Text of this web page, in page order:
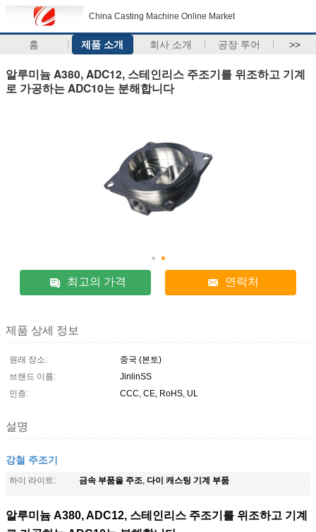
China Casting Machine Online Market
홈 제품 소개 회사 소개 공장 투어 >>
알루미늄 A380, ADC12, 스테인리스 주조기를 위조하고 기계
로 가공하는 ADC10는 분해합니다
최고의 가격 연락처
제품 상세 정보
원래 장소:
중국 (본토)
브랜드 이름:
JinlinSS
인증:
CCC, CE, RoHS, UL
설명
강철 주조기
하이 라이트: 금속 부품을 주조, 다이 캐스팅 기계 부품
알루미늄 A380, ADC12, 스테인리스 주조기를 위조하고 기계